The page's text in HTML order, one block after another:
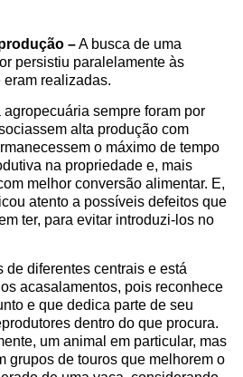
–A busca de uma
persistiu paralelamente às
realizadas.
sempre foram por
alta produção com
o máximo de tempo
na propriedade e, mais
melhor conversão alimentar. E,
atento a possíveis defeitos que
ter, para evitar introduzi-los no
de diferentes centrais e está
acasalamentos, pois reconhece
e que dedica parte de seu
dentro do que procura.
um animal em particular, mas
grupos de touros que melhorem o